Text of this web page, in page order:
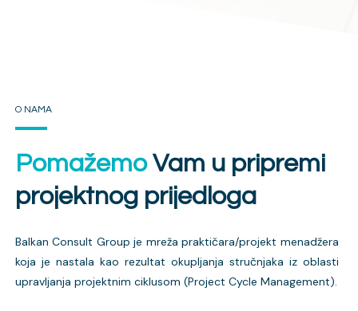
O NAMA
PomažemoVam u pripremi
projektnog prijedloga
Balkan Consult Group je mreža praktičara/projekt menadžera
koja je nastala kao rezultat okupljanja stručnjaka iz oblasti
upravljanja projektnim ciklusom (Project Cycle Management).